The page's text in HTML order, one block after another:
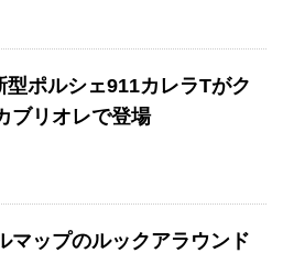
型ポルシェ911カレラTがク
ブリオレで登場
マップのルックアラウンド